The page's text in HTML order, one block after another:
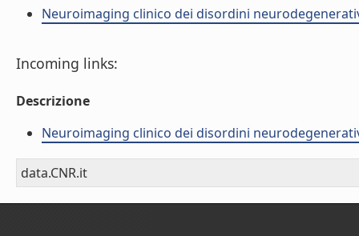
Neuroimaging clinico dei disordini
Incoming links:
Descrizione
Neuroimaging clinico dei disordini
data.CNR.it